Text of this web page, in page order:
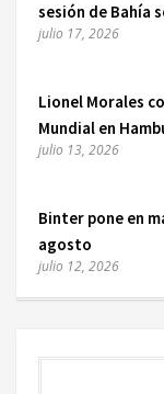
sesión de Bahía
julio 17, 2026
Lionel Morales
Mundial en
julio 13, 2026
Binter pone en
agosto
julio 12, 2026